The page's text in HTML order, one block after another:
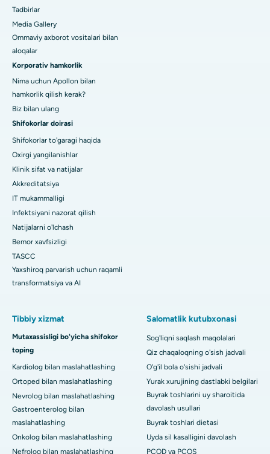
Tadbirlar
Media Gallery
Ommaviy axborot vositalari bilan
aloqalar
Korporativ hamkorlik
Nima uchun Apollon bilan
hamkorlik qilish kerak?
Biz bilan ulang
Shifokorlar doirasi
Shifokorlar to'garagi haqida
Oxirgi yangilanishlar
Klinik sifat va natijalar
Akkreditatsiya
IT mukammalligi
Infektsiyani nazorat qilish
Natijalarni o'lchash
Bemor xavfsizligi
TASCC
Yaxshiroq parvarish uchun raqamli
transformatsiya va AI
Tibbiy xizmat
Mutaxassisligi bo'yicha shifokor
toping
Kardiolog bilan maslahatlashing
Ortoped bilan maslahatlashing
Nevrolog bilan maslahatlashing
Gastroenterolog bilan
maslahatlashing
Onkolog bilan maslahatlashing
Nefrolog bilan maslahatlashing
Salomatlik kutubxonasi
Sog'liqni saqlash maqolalari
Qiz chaqaloqning o'sish jadvali
O'g'il bola o'sishi jadvali
Yurak xurujining dastlabki belgilari
Buyrak toshlarini uy sharoitida
davolash usullari
Buyrak toshlari dietasi
Uyda sil kasalligini davolash
PCOD va PCOS